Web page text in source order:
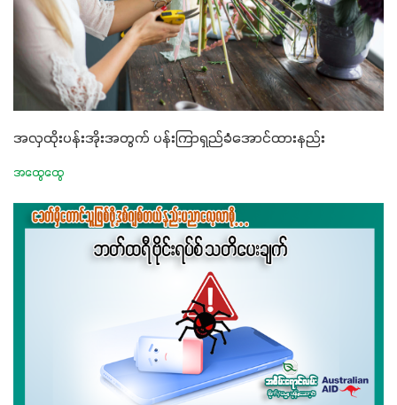
အလှထိုးပန်းအိုးအတွက် ပန်းကြာရှည်ခံအောင်ထားနည်း
အထွေထွေ